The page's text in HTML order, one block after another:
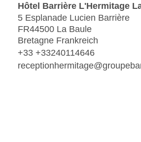
Hôtel Barrière L'Hermitage
5 Esplanade Lucien Barrière
FR44500 La Baule
Bretagne Frankreich
+33 +33240114646